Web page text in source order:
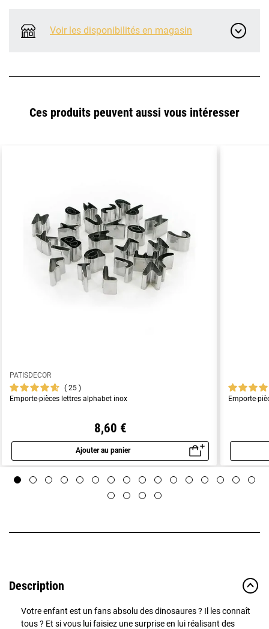
Voir les disponibilités en magasin
Ces produits peuvent aussi vous intéresser
PATISDECOR
25
Emporte-pièces lettres alphabet inox
8,60 €
Ajouter au panier
Aperçu rapide
Emporte-
Description
Votre enfant est un fans absolu des dinosaures ? Il les connaît
tous ? Et si vous lui faisiez une surprise en lui réalisant des